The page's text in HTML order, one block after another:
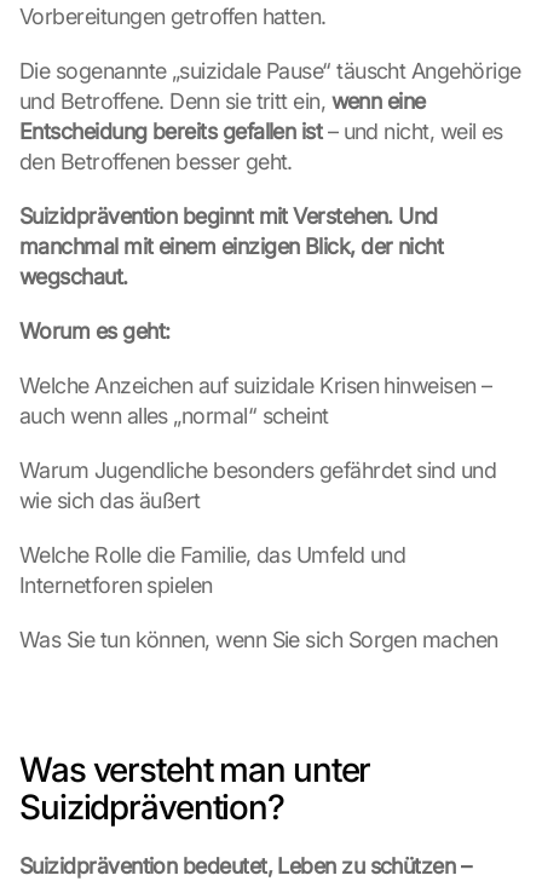
Vorbereitungen getroffen hatten.
Die sogenannte „suizidale Pause“ täuscht Angehörige
und Betroffene. Denn sie tritt ein, wenn eine
Entscheidung bereits gefallen ist – und nicht, weil es
den Betroffenen besser geht.
Suizidprävention beginnt mit Verstehen. Und
manchmal mit einem einzigen Blick, der nicht
wegschaut.
Worum es geht:
Welche Anzeichen auf suizidale Krisen hinweisen –
auch wenn alles „normal“ scheint
Warum Jugendliche besonders gefährdet sind und
wie sich das äußert
Welche Rolle die Familie, das Umfeld und
Internetforen spielen
Was Sie tun können, wenn Sie sich Sorgen machen
Was versteht man unter
Suizidprävention?
Suizidprävention bedeutet, Leben zu schützen –